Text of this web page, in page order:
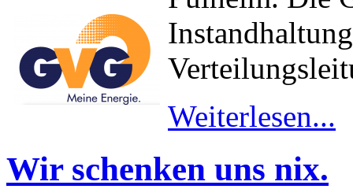
Weiterlesen...
Wir schenken uns nix.